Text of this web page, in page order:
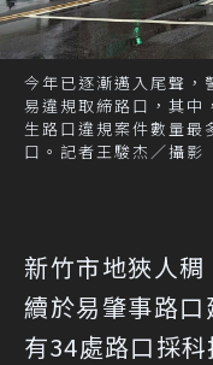
今年已逐漸邁入尾聲，
易違規取締路口，其中
生路口違規案件數量
口。記者王駿杰／攝影
新竹市地狹人
續於易肇事路口
有34處路口採